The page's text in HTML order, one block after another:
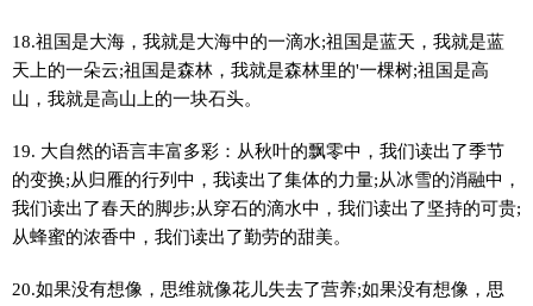
18.祖国是大海，我就是大海中的一滴水;祖国是蓝天，我就是蓝
天上的一朵云;祖国是森林，我就是森林里的'一棵树;祖国是高
山，我就是高山上的一块石头。
19. 大自然的语言丰富多彩：从秋叶的飘零中，我们读出了季节
的变换;从归雁的行列中，我读出了集体的力量;从冰雪的消融中，
我们读出了春天的脚步;从穿石的滴水中，我们读出了坚持的可贵;
从蜂蜜的浓香中，我们读出了勤劳的甜美。
20.如果没有想像，思维就像花儿失去了营养;如果没有想像，思